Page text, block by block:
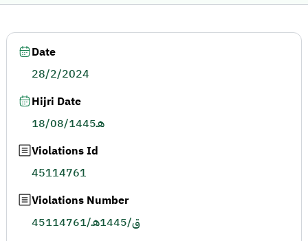
Date
28/2/2024
Hijri Date
18/08/1445هـ
Violations Id
45114761
Violations Number
45114761/ق/1445هـ